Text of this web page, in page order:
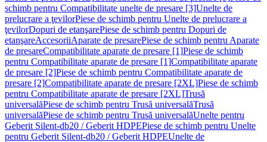
schimb pentru Compatibilitate unelte de presare [3]Unelte de
prelucrare a ţevilorPiese de schimb pentru Unelte de prelucrare a
ţevilorDopuri de etanşarePiese de schimb pentru Dopuri de
etanşareAccesoriiAparate de presarePiese de schimb pentru Aparate
de presareCompatibilitate aparate de presare [1]Piese de schimb
pentru Compatibilitate aparate de presare [1]Compatibilitate aparate
de presare [2]Piese de schimb pentru Compatibilitate aparate de
presare [2]Compatibilitate aparate de presare [2XL]Piese de schimb
pentru Compatibilitate aparate de presare [2XL]Trusă
universalăPiese de schimb pentru Trusă universalăTrusă
universalăPiese de schimb pentru Trusă universalăUnelte pentru
Geberit Silent-db20 / Geberit HDPEPiese de schimb pentru Unelte
pentru Geberit Silent-db20 / Geberit HDPEUnelte de